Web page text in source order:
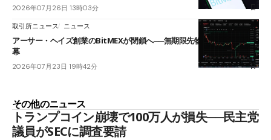
2026年07月26日 13時03分
取引所ニュース ニュース
アーサー・ヘイズ創業のBitMEXが閉鎖へ──無期限先物を生んだ11年に
幕
2026年07月23日 19時42分
その他のニュース
トランプコイン崩壊で100万人が損失──民主党
議員がSECに調査要請